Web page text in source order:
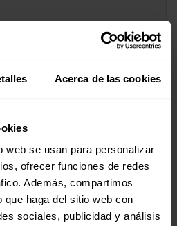
Acerca de las cookies
web se usan para personalizar
ofrecer funciones de redes
Además, compartimos
haga del sitio web con
sociales, publicidad y análisis
NSAK
NSAK